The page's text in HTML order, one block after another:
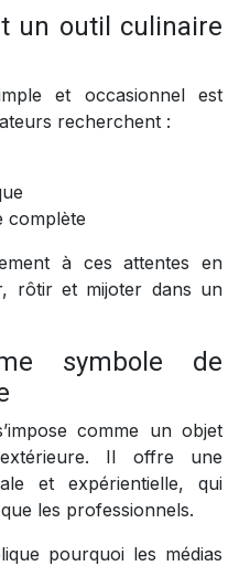
un outil culinaire
et occasionnel est
recherchent :
complète
à ces attentes en
rôtir et mijoter dans un
symbole de
comme un objet
Il offre une
et expérientielle, qui
les professionnels.
pourquoi les médias